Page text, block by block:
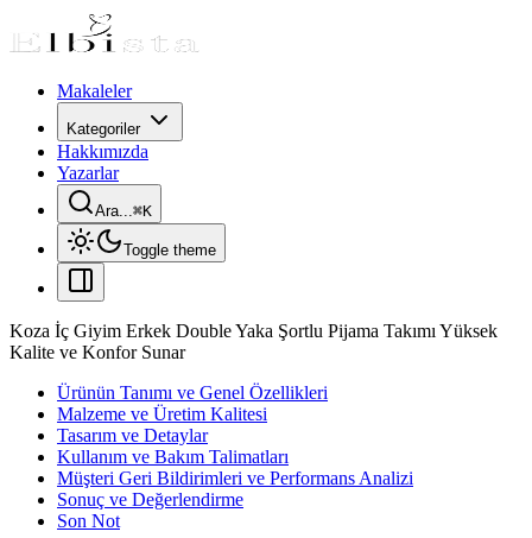
Makaleler
Kategoriler
Hakkımızda
Yazarlar
Ara...⌘K
Toggle theme
Koza İç Giyim Erkek Double Yaka Şortlu Pijama Takımı Yüksek
Kalite ve Konfor Sunar
Ürünün Tanımı ve Genel Özellikleri
Malzeme ve Üretim Kalitesi
Tasarım ve Detaylar
Kullanım ve Bakım Talimatları
Müşteri Geri Bildirimleri ve Performans Analizi
Sonuç ve Değerlendirme
Son Not